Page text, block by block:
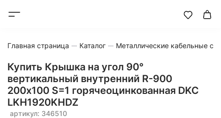
Главная страница Каталог Металлические кабельные
Купить Крышка на угол 90°
вертикальный внутренний R-900
200х100 S=1 горячеоцинкованная DKC
LKH1920KHDZ
артикул: 346510